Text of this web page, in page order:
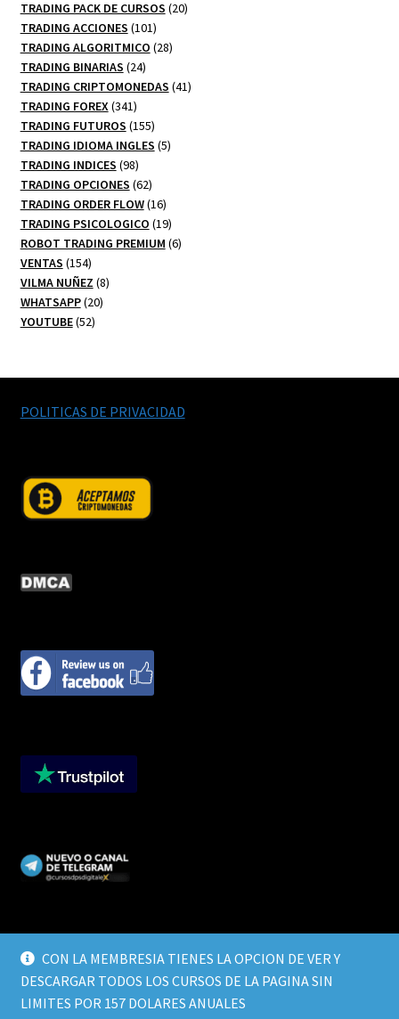
CON LA MEMBRESIA TIENES LA OPCION DE VER Y
DESCARGAR TODOS LOS CURSOS DE LA PAGINA SIN
LIMITES POR 157 DOLARES ANUALES
productos
TRADING PACK DE CURSOS 2020
TRADING ACCIONES 101101
productos
TRADING ALGORITMICO 2828
TRADING BINARIAS 2424
productos
TRADING CRIPTOMONEDAS 4141
TRADING FOREX 341341
productos
TRADING FUTUROS 155155
productos
TRADING IDIOMA INGLES 55
TRADING INDICES 9898
productos
TRADING OPCIONES 6262
productos
TRADING ORDER FLOW 1616
productos
TRADING PSICOLOGICO 1919
productos
ROBOT TRADING PREMIUM 66
VENTAS 154154
productos
VILMA NUÑEZ 88
WHATSAPP 2020
YOUTUBE 5252
POLITICAS DE PRIVACIDAD
© CURSOS DIGITALEX 2026
TERMINOS Y CONDICIONES
Built with WooCommerce